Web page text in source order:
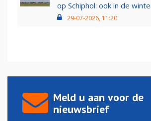
op Schiphol: ook in de
29-07-2026, 11:20
Meld u aan voor de
nieuwsbrief